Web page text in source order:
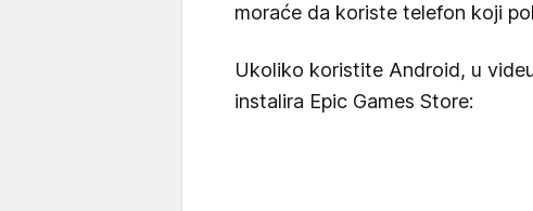
moraće da koriste telefon koji
Ukoliko koristite Android, u
instalira Epic Games Store: